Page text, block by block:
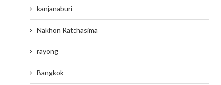
kanjanaburi
Nakhon Ratchasima
rayong
Bangkok